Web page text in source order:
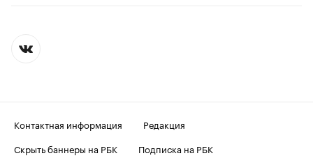
Контактная информация
Редакция
Скрыть баннеры на РБК
Подписка на РБК